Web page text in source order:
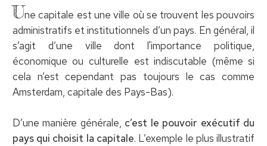
Une capitale est une ville où se trouvent les pouvoirs
administratifs et institutionnels d’un pays. En général, il
s’agit d’une ville dont l'importance politique,
économique ou culturelle est indiscutable (même si
cela n’est cependant pas toujours le cas comme
Amsterdam, capitale des Pays-Bas).
D’une manière générale, c’est le pouvoir exécutif du
pays qui choisit la capitale. L’exemple le plus illustratif